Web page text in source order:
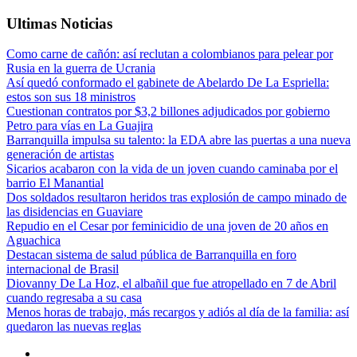
Ultimas Noticias
Como carne de cañón: así reclutan a colombianos para pelear por
Rusia en la guerra de Ucrania
Así quedó conformado el gabinete de Abelardo De La Espriella:
estos son sus 18 ministros
Cuestionan contratos por $3,2 billones adjudicados por gobierno
Petro para vías en La Guajira
Barranquilla impulsa su talento: la EDA abre las puertas a una nueva
generación de artistas
Sicarios acabaron con la vida de un joven cuando caminaba por el
barrio El Manantial
Dos soldados resultaron heridos tras explosión de campo minado de
las disidencias en Guaviare
Repudio en el Cesar por feminicidio de una joven de 20 años en
Aguachica
Destacan sistema de salud pública de Barranquilla en foro
internacional de Brasil
Diovanny De La Hoz, el albañil que fue atropellado en 7 de Abril
cuando regresaba a su casa
Menos horas de trabajo, más recargos y adiós al día de la familia: así
quedaron las nuevas reglas